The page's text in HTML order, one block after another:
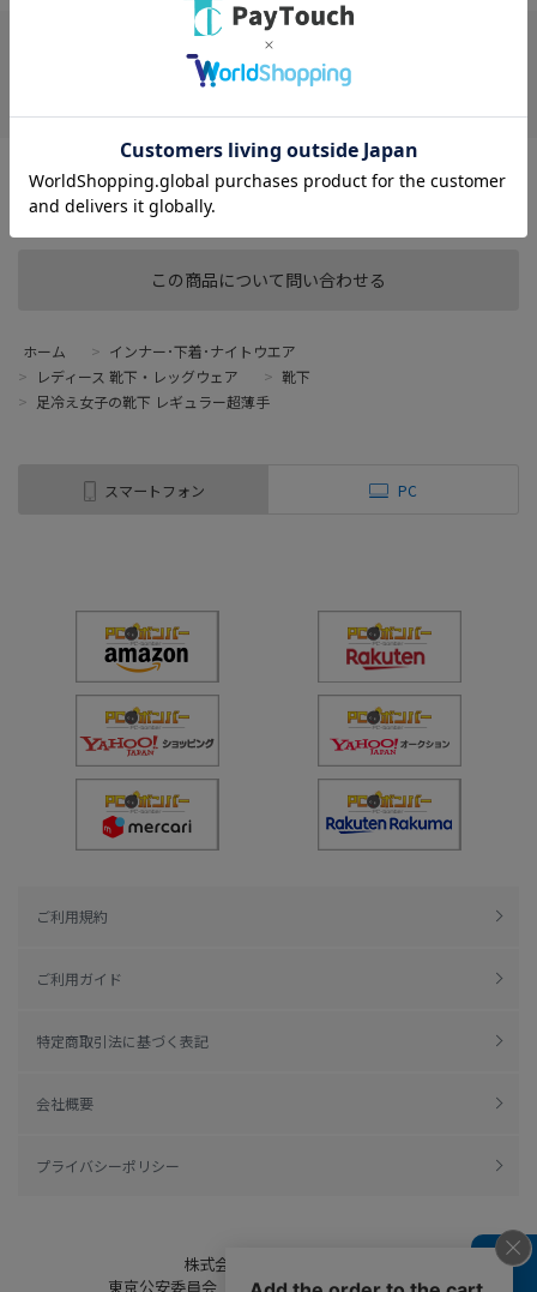
この商品について問い合わせる
〇日常的なつま先、かかとの冷えに。靴を選ばず履けて、ピンポ
イントで無駄なく温める。 〇つま先、かかと部分にｅｋｓ繊維Ｒ
使用
ホーム > インナー･下着･ナイトウエア
>
レディース 靴下・レッグウェア > 靴下
> 足冷え女子の靴下 レギュラー超薄手
スマートフォン PC
ご利用規約
ご利用ガイド
特定商取引法に基づく表記
会社概要
プライバシーポリシー
株式会社綿半ドットコム
東京公安委員会（許可済み） 306609804230号